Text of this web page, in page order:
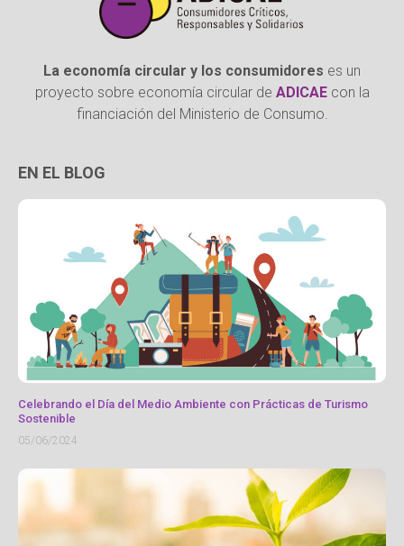
La economía circular y los consumidores es un
proyecto sobre economía circular de ADICAEcon la
financiación del Ministerio de Consumo.
EN EL BLOG
Celebrando el Día del Medio Ambiente con Prácticas de Turismo
Sostenible
05/06/2024